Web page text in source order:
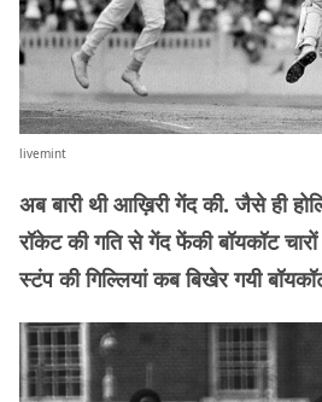
livemint
अब बारी थी आख़िरी गेंद की. जैसे ही
रॉकेट की गति से गेंद फेंकी बॉयकॉट
स्टंप की गिल्लियां कब बिखेर गयी